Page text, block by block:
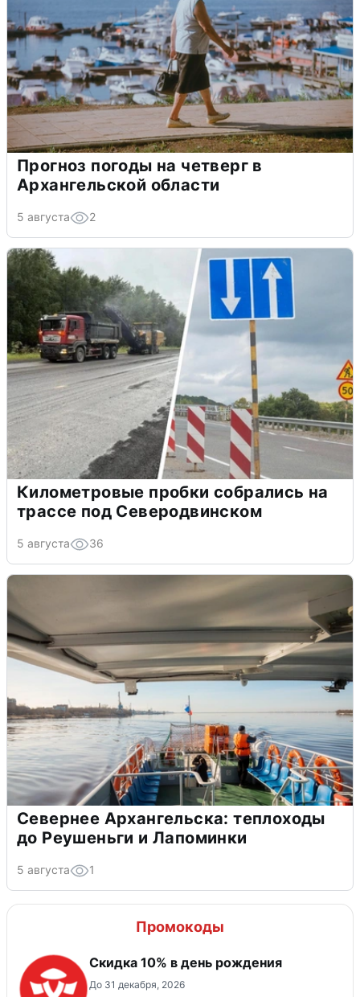
Прогноз погоды на четверг в
Архангельской области
5 августа 2
Километровые пробки собрались на
трассе под Северодвинском
5 августа 36
Севернее Архангельска: теплоходы
до Реушеньги и Лапоминки
5 августа 1
Промокоды
Скидка 10% в день рождения
До 31 декабря, 2026